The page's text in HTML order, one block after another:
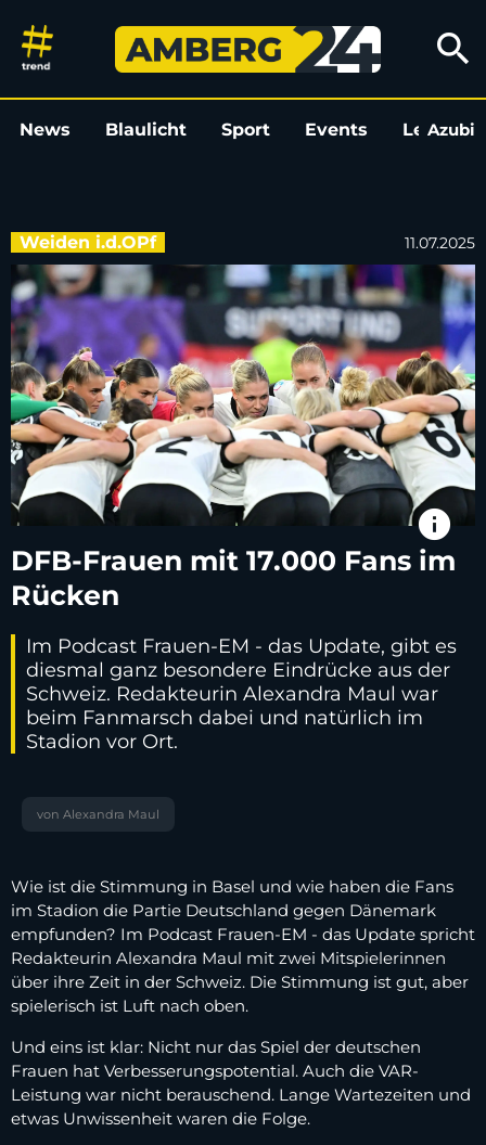
DFB-Frauen mit 17.000 Fans
search
News Blaulicht Sport Events LeoAzubi
Weiden i.d.OPf 11.07.2025
info
DFB-Frauen mit 17.000 Fans im
Rücken
Im Podcast Frauen-EM - das Update, gibt es
diesmal ganz besondere Eindrücke aus der
Schweiz. Redakteurin Alexandra Maul war
beim Fanmarsch dabei und natürlich im
Stadion vor Ort.
von Alexandra Maul
Wie ist die Stimmung in Basel und wie haben die Fans
im Stadion die Partie Deutschland gegen Dänemark
empfunden? Im Podcast Frauen-EM - das Update spricht
Redakteurin Alexandra Maul mit zwei Mitspielerinnen
über ihre Zeit in der Schweiz. Die Stimmung ist gut, aber
spielerisch ist Luft nach oben.
Und eins ist klar: Nicht nur das Spiel der deutschen
Frauen hat Verbesserungspotential. Auch die VAR-
Leistung war nicht berauschend. Lange Wartezeiten und
etwas Unwissenheit waren die Folge.